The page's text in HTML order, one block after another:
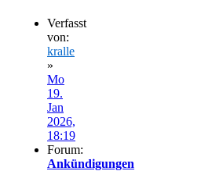
Verfasst
von:
kralle
»
Mo
19.
Jan
2026,
18:19
Forum:
Ankündigungen